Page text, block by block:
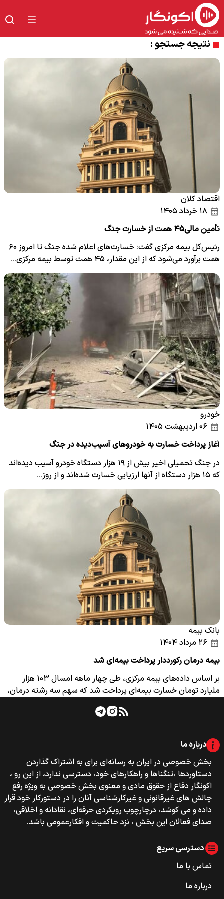
نتیجه جستجو :
اقتصاد کلان
تأمین مالی۴۵ همت از خسارت جنگ
رئیس‌کل بیمه مرکزی گفت: خسارت‌های اعلام‌ شده جنگ تا امروز ۶۰
همت برآورد می‌شود که از این مقدار، ۴۵ همت توسط بیمه مرکزی…
خودرو
آغاز پرداخت خسارت به خودروهای آسیب‌دیده در جنگ
در جنگ تحمیلی اخیر بیش از ۱۹ هزار دستگاه خودرو آسیب دیده‌اند
که ۱۵ هزار دستگاه از آنها ارزیابی خسارت شده‌اند و از روز…
بانک بیمه
بیمه درمان رکورددار پرداخت بیمه‌ای شد
بر اساس داده‌های بیمه مرکزی، طی چهار ماهه امسال ۱۰۳ هزار
ملیارد تومان خسارت بیمه‌ای پرداخت شد که سهم سه رشته درمان،
درباره ما
بخش خصوصی‌‌ در ایران به رسانه‌ای برای به اشتراک گذاردن
دستاوردها ،تنگناها و راهکارهای خود، دسترسی ندارد، از این رو ،
اکونگار دفاع از حقوق مادی و معنوی بخش خصوصی به ویژه رفع
چالش های غیرقانونی و غیرکارشناسی آنان را در دستورکار خود قرار
داده و می کوشد، درچارچوب رویکردی حرفه‌ای، نقادانه و اخلاقی،
صدای فعالان این بخش ، نزد حاکمیت و افکارعمومی باشد.
دسترسی سریع
تماس با ما
درباره ما